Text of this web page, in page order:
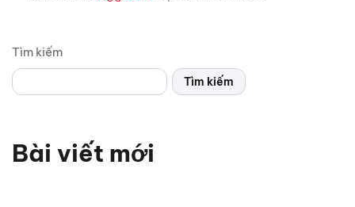
Tìm kiếm
Tìm kiếm
Bài viết mới